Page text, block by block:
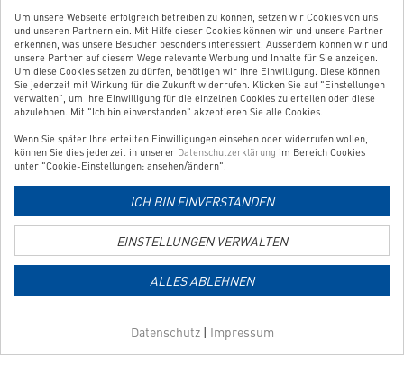
Um unsere Webseite erfolgreich betreiben zu können, setzen wir Cookies von uns
und unseren Partnern ein. Mit Hilfe dieser Cookies können wir und unsere Partner
erkennen, was unsere Besucher besonders interessiert. Ausserdem können wir und
unsere Partner auf diesem Wege relevante Werbung und Inhalte für Sie anzeigen.
Um diese Cookies setzen zu dürfen, benötigen wir Ihre Einwilligung. Diese können
Sie jederzeit mit Wirkung für die Zukunft widerrufen. Klicken Sie auf "Einstellungen
verwalten", um Ihre Einwilligung für die einzelnen Cookies zu erteilen oder diese
abzulehnen. Mit "Ich bin einverstanden" akzeptieren Sie alle Cookies.
Wenn Sie später Ihre erteilten Einwilligungen einsehen oder widerrufen wollen,
können Sie dies jederzeit in unserer Datenschutzerklärung im Bereich Cookies
unter "Cookie-Einstellungen: ansehen/ändern".
ICH BIN EINVERSTANDEN
EINSTELLUNGEN VERWALTEN
ALLES ABLEHNEN
Datenschutz| Impressum
Zum Kontaktformular
BESTELLUNG WIDERRUFEN
UNSER SERVICE
UNSERE TOP-KATEGORIEN
GEPRÜFTE QUALITÄT
zur
zur
Versandkosten-